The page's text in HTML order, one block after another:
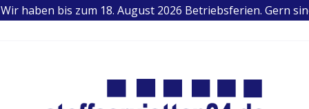
springen TEL.: +49 (0) 251 1445679
haben bis zum 18. August 2026 Betriebsferien. Gern